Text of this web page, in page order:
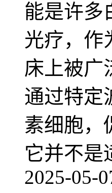
能是许多
光疗，作
床上被广
通过特定
素细胞，
它并不是
2025-05-